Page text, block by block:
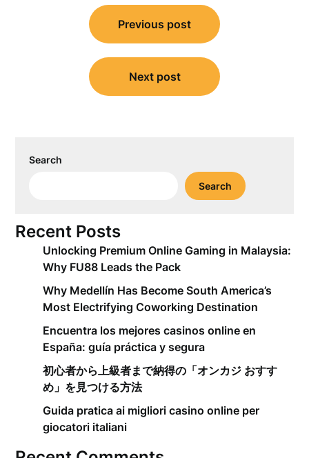
navigation
Previous post
Next post
Search
Search
Recent Posts
Unlocking Premium Online Gaming in Malaysia:
Why FU88 Leads the Pack
Why Medellín Has Become South America’s
Most Electrifying Coworking Destination
Encuentra los mejores casinos online en
España: guía práctica y segura
初心者から上級者まで納得の「オンカジ おすす
め」を見つける方法
Guida pratica ai migliori casino online per
giocatori italiani